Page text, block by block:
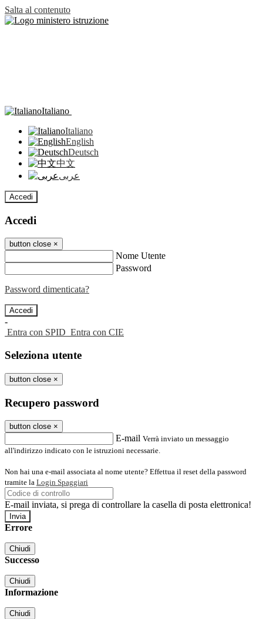
Salta al contenuto
Italiano
Italiano
English
Deutsch
中文
عربى
Accedi
Accedi
button close ×
Nome Utente
Password
Password dimenticata?
-
Entra con SPID Entra con CIE
Seleziona utente
button close ×
Recupero password
button close ×
E-mail Verrà inviato un messaggio
all'indirizzo indicato con le istruzioni necessarie.
Non hai una e-mail associata al nome utente? Effettua il reset della password
tramite la Login Spaggiari
E-mail inviata, si prega di controllare la casella di posta elettronica!
Errore
Chiudi
Successo
Chiudi
Informazione
Chiudi